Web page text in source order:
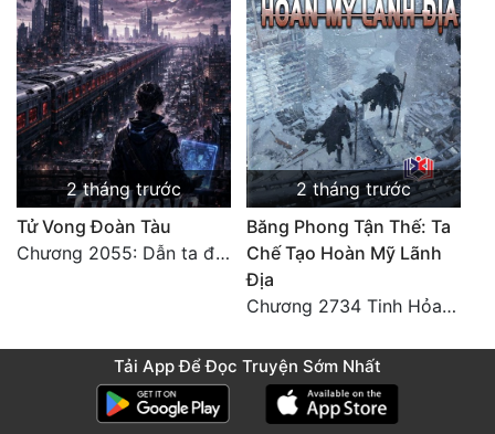
2 tháng trước
Tử Vong Đoàn Tàu
Chương 2055: Dẫn ta đi đại kết cục
2 tháng trước
Băng Phong Tận Thế: Ta
Chế Tạo Hoàn Mỹ Lãnh
Địa
Chương 2734 Tinh Hỏa (Đại kết cục) (2)
Các Đại Năng Đã Để Lại Thần Thức
Tải App Để Đọc Truyện Sớm Nhất